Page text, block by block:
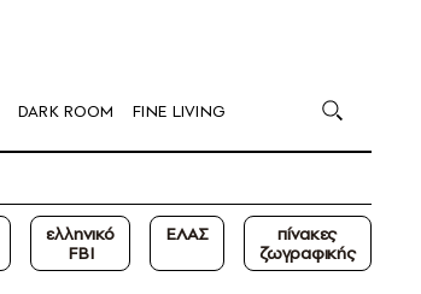
DARK ROOM FINE LIVING
ελληνικό
FBI
ΕΛΑΣ
πίνακες
ζωγραφικής